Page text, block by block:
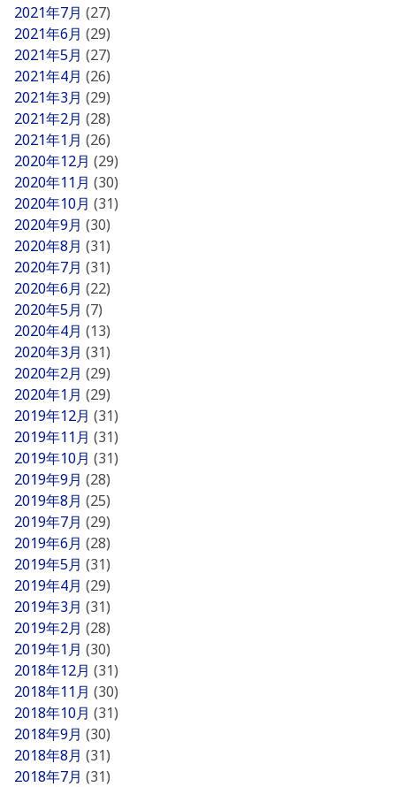
2021年7月 (27)
2021年6月 (29)
2021年5月 (27)
2021年4月 (26)
2021年3月 (29)
2021年2月 (28)
2021年1月 (26)
2020年12月 (29)
2020年11月 (30)
2020年10月 (31)
2020年9月 (30)
2020年8月 (31)
2020年7月 (31)
2020年6月 (22)
2020年5月 (7)
2020年4月 (13)
2020年3月 (31)
2020年2月 (29)
2020年1月 (29)
2019年12月 (31)
2019年11月 (31)
2019年10月 (31)
2019年9月 (28)
2019年8月 (25)
2019年7月 (29)
2019年6月 (28)
2019年5月 (31)
2019年4月 (29)
2019年3月 (31)
2019年2月 (28)
2019年1月 (30)
2018年12月 (31)
2018年11月 (30)
2018年10月 (31)
2018年9月 (30)
2018年8月 (31)
2018年7月 (31)